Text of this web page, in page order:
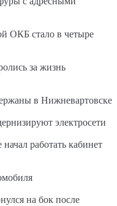
ОКБ стало в четыре
за жизнь
в Нижневартовске
электросети
работать кабинет
на бок после